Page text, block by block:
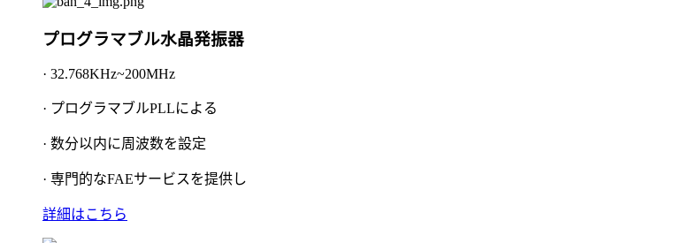
プログラマブル水晶発振器
· 32.768KHz~200MHz
· プログラマブルPLLによる
· 数分以内に周波数を設定
· 専門的なFAEサービスを提供し
詳細はこちら